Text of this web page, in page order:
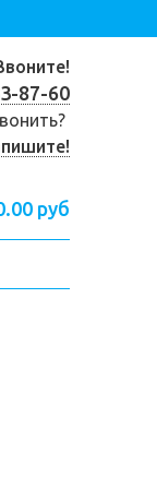
87-60
руб